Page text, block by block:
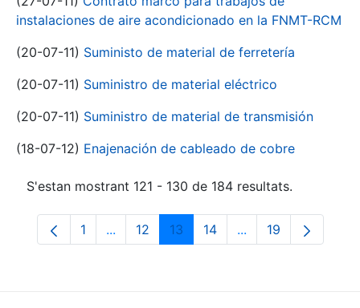
instalaciones de aire acondicionado en la FNMT-RCM
(20-07-11) Suministo de material de ferretería
(20-07-11) Suministro de material eléctrico
(20-07-11) Suministro de material de transmisión
(18-07-12) Enajenación de cableado de cobre
S'estan mostrant 121 - 130 de 184 resultats.
Pàgina
1 ...Pàgines intermèdies Utilitzeu TAB per
Pàgina
12 Pàgina
13 Pàgina
14 ...PàginesPàgina
19